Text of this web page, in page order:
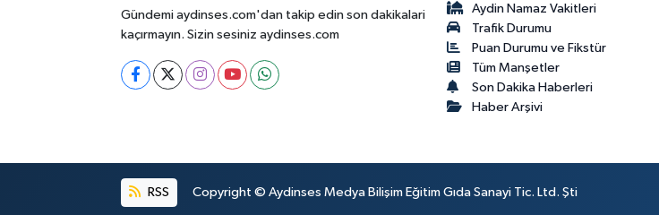
Gündemi aydinses.com'dan takip edin son dakikalari
kaçırmayın. Sizin sesiniz aydinses.com
Aydin Namaz Vakitleri
Trafik Durumu
Puan Durumu ve Fikstür
Tüm Manşetler
Son Dakika Haberleri
Haber Arşivi
RSS Copyright © Aydinses Medya Bilişim Eğitim Gıda Sanayi Tic. Ltd. Şti